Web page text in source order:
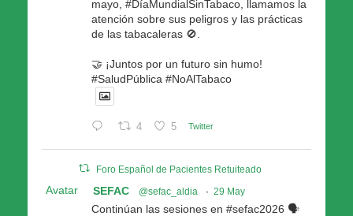
mayo, #DíaMundialSinTabaco, llamamos la
atención sobre sus peligros y las prácticas
de las tabacaleras 🚫.
🤝 ¡Juntos por un futuro sin humo!
#SaludPública #NoAlTabaco
4 5 Twitter
Foro Español de Pacientes Retuiteado
Avatar SEFAC @sefac_aldia · 29 May
Continúan las sesiones en #sefac2026 🗣️